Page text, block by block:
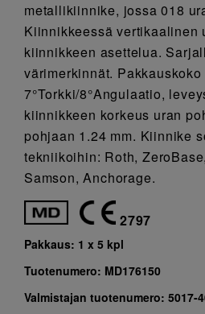
metallikiinnike, jossa 018
Kiinnikkeessä vertikaalinen
kiinnikkeen asettelua.
värimerkinnät.
7°Torkki/8°Angulaatio,
kiinnikkeen korkeus uran
pohjaan 1.24 mm. Kiinnike
tekniikoihin: Roth,
Samson, Anchorage.
2797
Pakkaus: 1 x 5 kpl
Tuotenumero: MD176150
Valmistajan tuotenumero: 5017-